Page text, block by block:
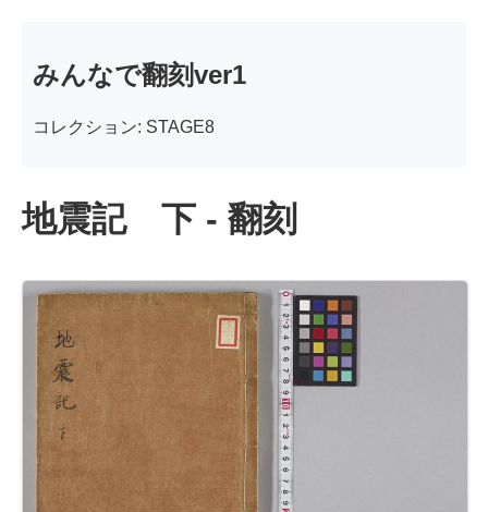
みんなで翻刻ver1
コレクション: STAGE8
地震記 下 - 翻刻